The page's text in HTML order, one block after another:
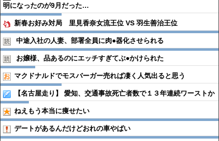
明になったのが9月だった…
新春お好み対局 里見香奈女流王位 VS 羽生善治王位
中途入社の人妻、部署全員に肉●︎器化させられる
お嬢様、品あるのにエッチすぎてぶ●︎かけられた
マクドナルドでモスバーガー売れば凄く人気出ると思う
【名古屋走り】 愛知、交通事故死亡者数で１３年連続ワーストか
ねえもう本当に痩せたい
デートがあるんだけどおれの車やばい